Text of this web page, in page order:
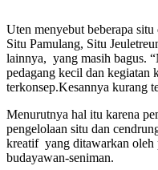
Uten menyebut beberapa
Situ Pamulang, Situ
lainnya, yang masih bagus.
pedagang kecil dan kegiatan
terkonsep.Kesannya kurang
Menurutnya hal itu karena
pengelolaan situ dan
kreatif yang ditawarkan oleh
budayawan-seniman.